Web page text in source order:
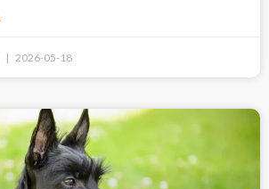
2026-05-18